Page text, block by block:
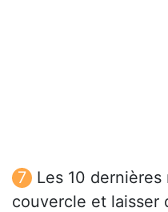
Les 10
couvercle et laisser